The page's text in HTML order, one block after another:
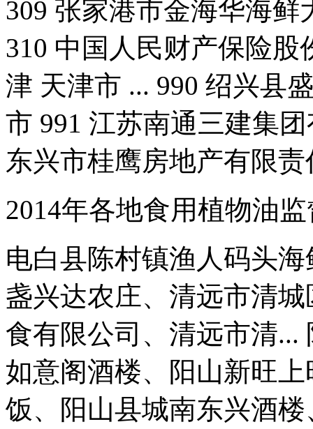
309 张家港市金海华海
310 中国人民财产保险
津 天津市 ... 990 绍兴县
市 991 江苏南通三建集
东兴市桂鹰房地产有限责
2014年各地食用植物油
电白县陈村镇渔人码头
盏兴达农庄、清远市清
食有限公司、清远市清...
如意阁酒楼、阳山新旺
饭、阳山县城南东兴酒